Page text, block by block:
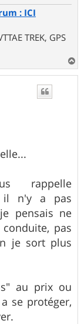
: ICI
TREK, GPS
a
rappelle
il n'y a pas
pensais ne
pas
je sort plus
au prix ou
se protéger,